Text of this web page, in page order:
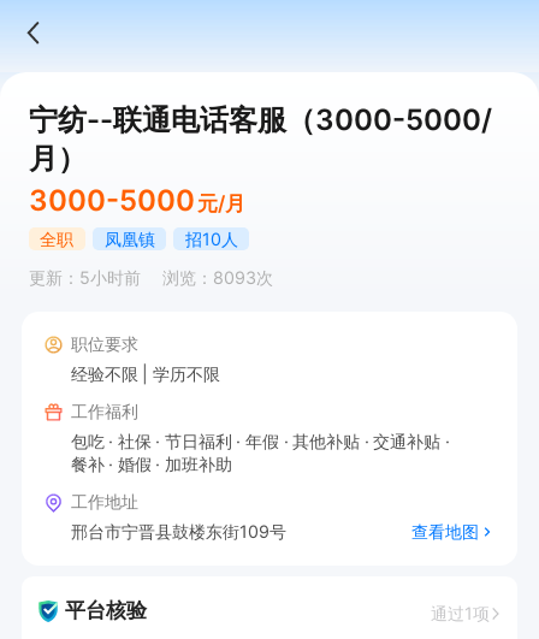
宁纺--联通电话客服（3000-5000/
月）
3000-5000 元/月
全职 凤凰镇
招10人
更新：5小时前
浏览：8093次
职位要求
经验不限
学历不限
工作福利
包吃
社保 节日福利 年假 其他补贴
交通补贴
餐补
婚假
加班补助
工作地址
邢台市宁晋县鼓楼东街109号
查看地图
平台核验 通过1项